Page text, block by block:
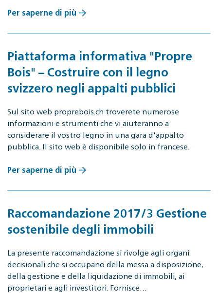
Per saperne di più
Piattaforma informativa "Propre
Bois" – Costruire con il legno
svizzero negli appalti pubblici
Sul sito web proprebois.ch troverete numerose
informazioni e strumenti che vi aiuteranno a
considerare il vostro legno in una gara d'appalto
pubblica. Il sito web è disponibile solo in francese.
Per saperne di più
Raccomandazione 2017/3 Gestione
sostenibile degli immobili
La presente raccomandazione si rivolge agli organi
decisionali che si occupano della messa a disposizione,
della gestione e della liquidazione di immobili, ai
proprietari e agli investitori. Fornisce…